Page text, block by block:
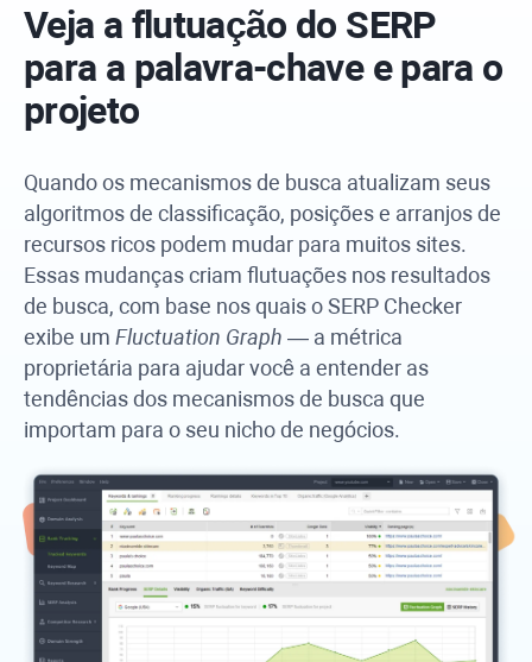
Veja a flutuação do SERP
para a palavra-chave e para o
projeto
Quando os mecanismos de busca atualizam seus
algoritmos de classificação, posições e arranjos de
recursos ricos podem mudar para muitos sites.
Essas mudanças criam flutuações nos resultados
de busca, com base nos quais o SERP Checker
exibe um Fluctuation Graph — a métrica
proprietária para ajudar você a entender as
tendências dos mecanismos de busca que
importam para o seu nicho de negócios.